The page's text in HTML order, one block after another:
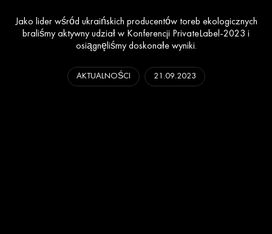
Jako lider wśród ukraińskich producentów toreb ekologicznych
braliśmy aktywny udział w Konferencji PrivateLabel-2023 i
osiągnęliśmy doskonałe wyniki.
AKTUALNOŚCI 21.09.2023